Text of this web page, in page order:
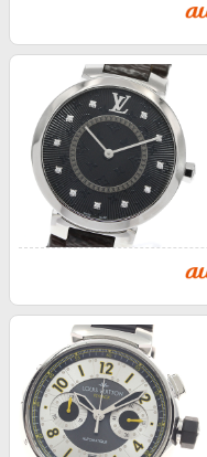
金融・マネー・保険
デジタルコンテンツ
ビジネス・その他サービス
Apple公式サイト×楽天カ
Qoo10メガポ